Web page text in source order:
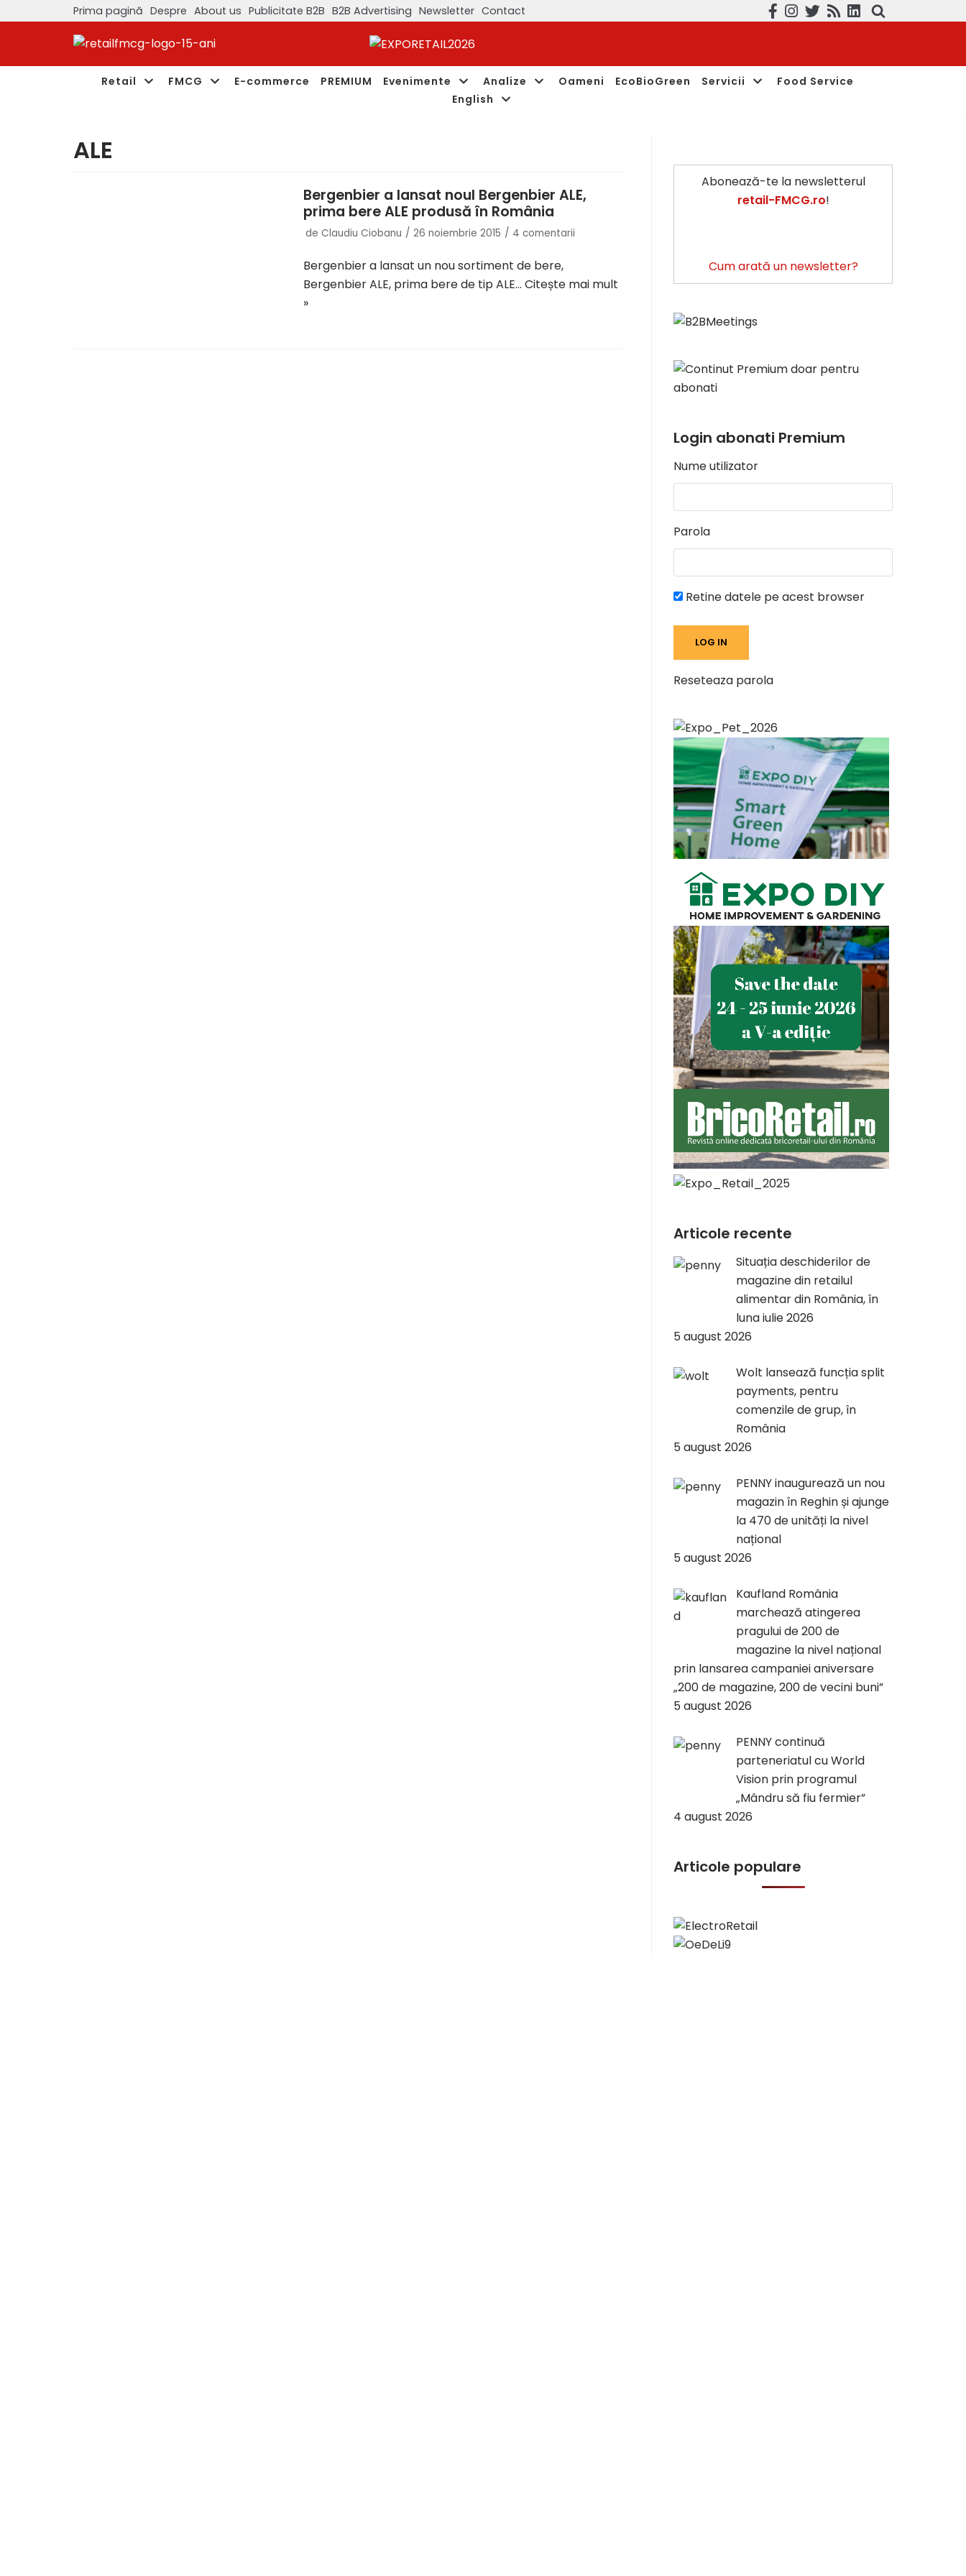
Prima pagină Despre About us Publicitate B2B B2B Advertising Newsletter Contact
Retail FMCG E-commerce PREMIUM Evenimente Analize Oameni EcoBioGreen Servicii
Food Service
English
ALE
Bergenbier a lansat noul Bergenbier ALE,
prima bere ALE produsă în România
de Claudiu Ciobanu 26 noiembrie 2015 4 comentarii
Bergenbier a lansat un nou sortiment de bere,
Bergenbier ALE, prima bere de tip ALE… Citește mai mult
»
Abonează-te la newsletterul
retail-FMCG.ro!
Cum arată un newsletter?
Login abonati Premium
Nume utilizator
Parola
Retine datele pe acest browser
Reseteaza parola
Articole recente
Situația deschiderilor de
magazine din retailul
alimentar din România, în
luna iulie 2026
5 august 2026
Wolt lansează funcția split
payments, pentru
comenzile de grup, în
România
5 august 2026
PENNY inaugurează un nou
magazin în Reghin și ajunge
la 470 de unități la nivel
național
5 august 2026
Kaufland România
marchează atingerea
pragului de 200 de
magazine la nivel național
prin lansarea campaniei aniversare
„200 de magazine, 200 de vecini buni”
5 august 2026
PENNY continuă
parteneriatul cu World
Vision prin programul
„Mândru să fiu fermier”
4 august 2026
Articole populare